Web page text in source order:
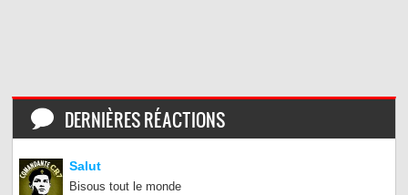
DERNIÈRES RÉACTIONS
Salut
Bisous tout le monde